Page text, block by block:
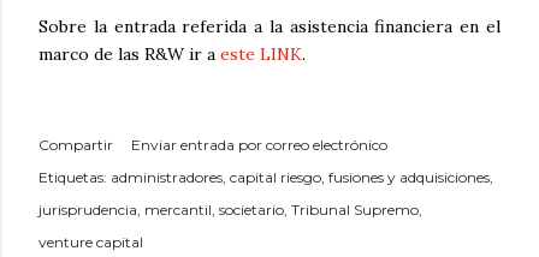
Sobre la entrada referida a la asistencia financiera en el
marco de las R&W ir a este LINK.
Compartir
Enviar entrada por correo electrónico
Etiquetas: administradores capital riesgo fusiones y adquisiciones
jurisprudencia mercantil societario Tribunal Supremo
venture capital